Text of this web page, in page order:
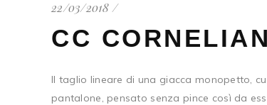
22/03/2018
CC
Il taglio lineare di una giacca monopetto,
pantalone, pensato senza pince così da